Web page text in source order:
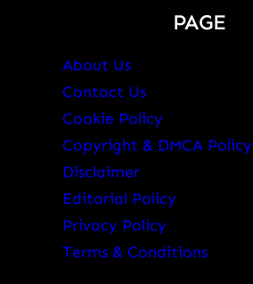
PAGE
About Us
Contact Us
Cookie Policy
Copyright & DMCA Policy
Disclaimer
Editorial Policy
Privacy Policy
Terms & Conditions